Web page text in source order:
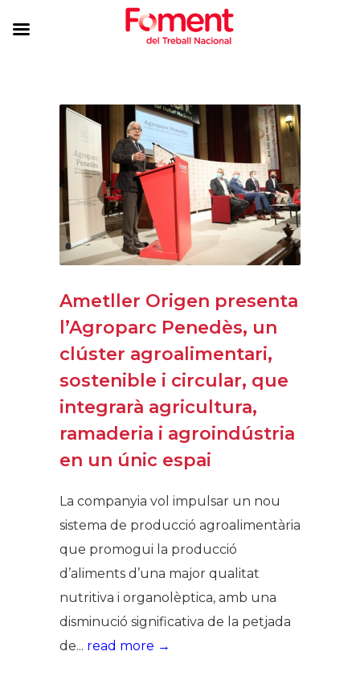
Ametller Origen presenta
l’Agroparc Penedès, un
clúster agroalimentari,
sostenible i circular, que
integrarà agricultura,
ramaderia i agroindústria
en un únic espai
La companyia vol impulsar un nou
sistema de producció agroalimentària
que promogui la producció
d’aliments d’una major qualitat
nutritiva i organolèptica, amb una
disminució significativa de la petjada
de... read more →